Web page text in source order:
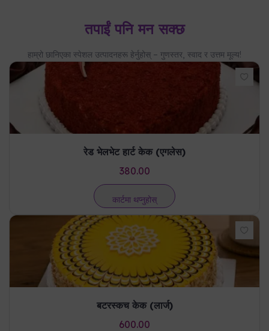
तपाईं पनि मन सक्छ
हाम्रो छानिएका स्पेशल उत्पादनहरू हेर्नुहोस् – गुणस्तर, स्वाद र उत्तम मूल्य!
रेड भेलभेट हार्ट केक (एगलेस)
380.00
कार्टमा थप्नुहोस्
बटरस्कच केक (लार्ज)
600.00